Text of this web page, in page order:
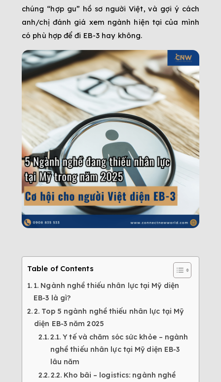
chúng “hợp gu” hồ sơ người Việt, và gợi ý cách
anh/chị đánh giá xem ngành hiện tại của mình
có phù hợp để đi EB-3 hay không.
Table of Contents
1. Ngành nghề thiếu nhân lực tại Mỹ diện
EB-3 là gì?
2. Top 5 ngành nghề thiếu nhân lực tại Mỹ
diện EB-3 năm 2025
2.1. Y tế và chăm sóc sức khỏe – ngành
nghề thiếu nhân lực tại Mỹ diện EB-3
lâu năm
2.2. Kho bãi – logistics: ngành nghề